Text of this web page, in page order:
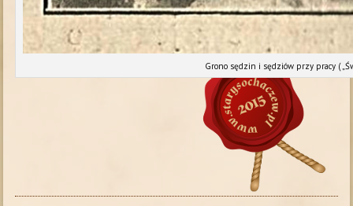
Grono sędzin i sędziów przy pracy (